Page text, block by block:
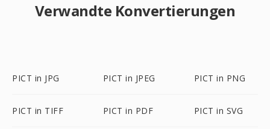
Verwandte Konvertierungen
PICT in JPG PICT in JPEG PICT in PNG
PICT in TIFF PICT in PDF PICT in SVG